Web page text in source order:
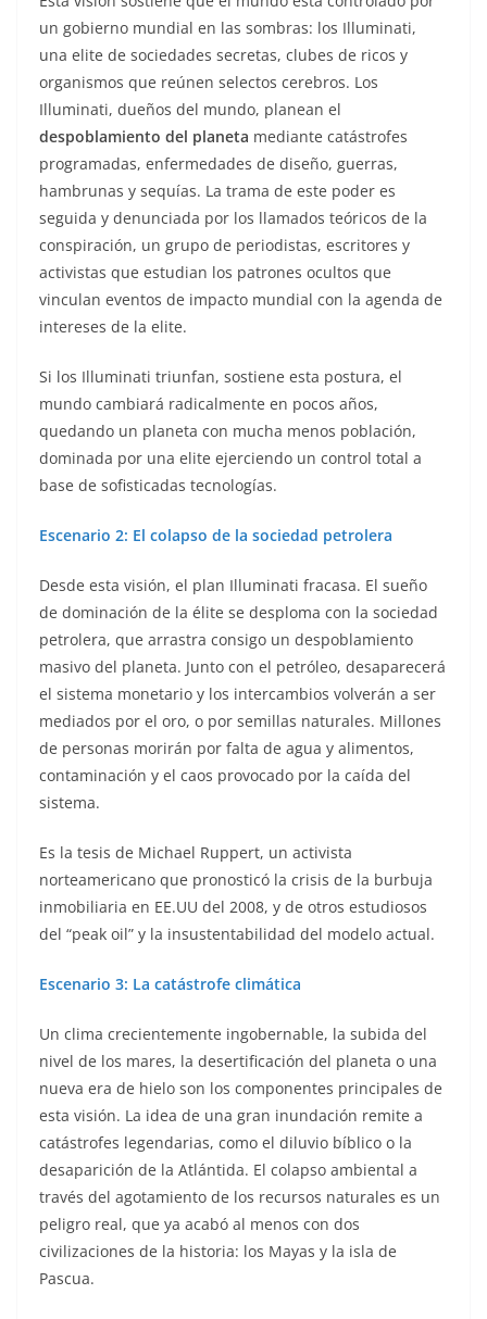
un gobierno mundial en las sombras: los Illuminati,
una elite de sociedades secretas, clubes de ricos y
organismos que reúnen selectos cerebros. Los
Illuminati, dueños del mundo, planean el
despoblamiento del planeta mediante catástrofes
programadas, enfermedades de diseño, guerras,
hambrunas y sequías. La trama de este poder es
seguida y denunciada por los llamados teóricos de la
conspiración, un grupo de periodistas, escritores y
activistas que estudian los patrones ocultos que
vinculan eventos de impacto mundial con la agenda de
intereses de la elite.
Si los Illuminati triunfan, sostiene esta postura, el
mundo cambiará radicalmente en pocos años,
quedando un planeta con mucha menos población,
dominada por una elite ejerciendo un control total a
base de sofisticadas tecnologías.
Escenario 2: El colapso de la sociedad petrolera
Desde esta visión, el plan Illuminati fracasa. El sueño
de dominación de la élite se desploma con la sociedad
petrolera, que arrastra consigo un despoblamiento
masivo del planeta. Junto con el petróleo, desaparecerá
el sistema monetario y los intercambios volverán a ser
mediados por el oro, o por semillas naturales. Millones
de personas morirán por falta de agua y alimentos,
contaminación y el caos provocado por la caída del
sistema.
Es la tesis de Michael Ruppert, un activista
norteamericano que pronosticó la crisis de la burbuja
inmobiliaria en EE.UU del 2008, y de otros estudiosos
del “peak oil” y la insustentabilidad del modelo actual.
Escenario 3: La catástrofe climática
Un clima crecientemente ingobernable, la subida del
nivel de los mares, la desertificación del planeta o una
nueva era de hielo son los componentes principales de
esta visión. La idea de una gran inundación remite a
catástrofes legendarias, como el diluvio bíblico o la
desaparición de la Atlántida. El colapso ambiental a
través del agotamiento de los recursos naturales es un
peligro real, que ya acabó al menos con dos
civilizaciones de la historia: los Mayas y la isla de
Pascua.